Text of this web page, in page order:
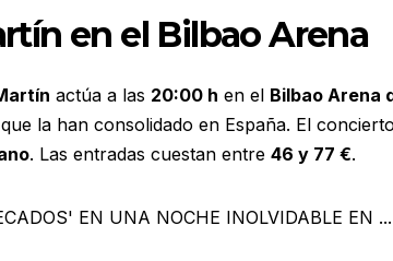
en el Bilbao Arena
actúa a las 20:00 h en el Bilbao Arena
la han consolidado en España. El
. Las entradas cuestan entre46 y 77 €.